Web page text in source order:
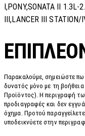
I,PONY,SONATA II
III,LANCER III
Παρακαλούμε, σημειώστε
δυνατός μόνο με τη
Προϊόντος). Η περιγραφή
προδιαγραφές και δεν
όχημα. Προτού
υποδεικνύετε στην